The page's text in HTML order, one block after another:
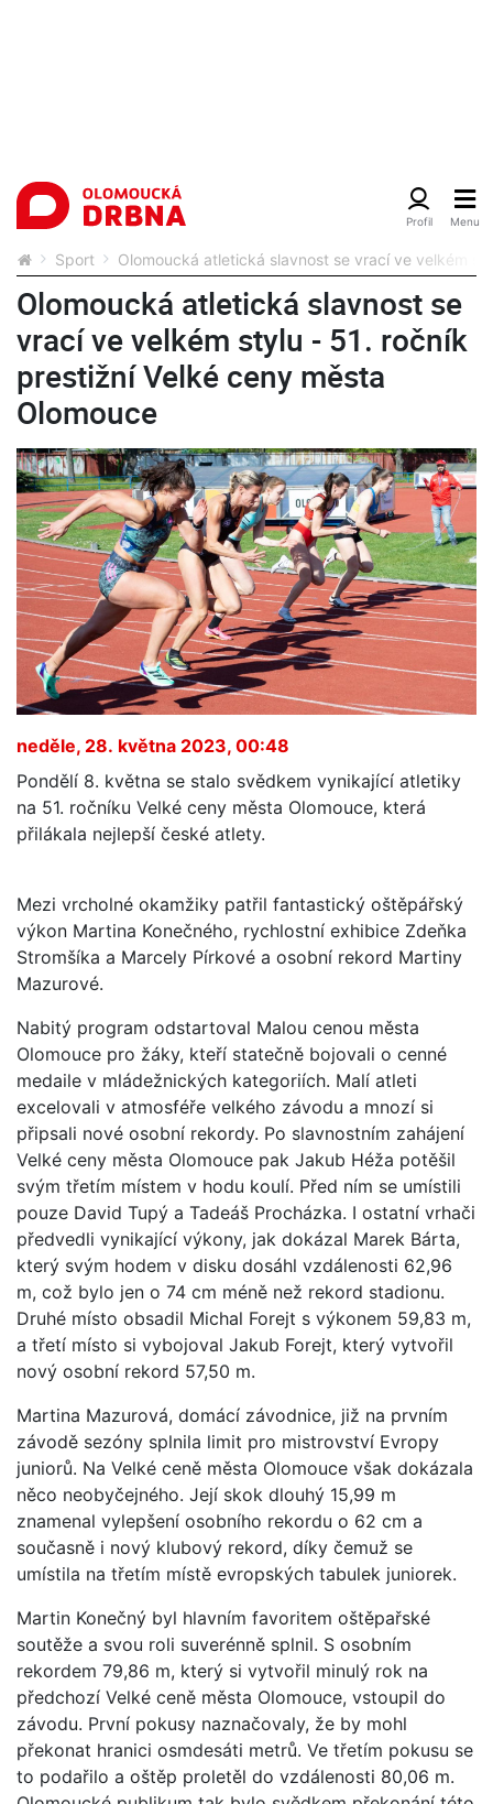
Sport Olomoucká atletická slavnost se vrací ve velkém
Olomoucká atletická slavnost se
vrací ve velkém stylu - 51. ročník
prestižní Velké ceny města
Olomouce
neděle, 28. května 2023, 00:48
Pondělí 8. května se stalo svědkem vynikající atletiky
na 51. ročníku Velké ceny města Olomouce, která
přilákala nejlepší české atlety.
Mezi vrcholné okamžiky patřil fantastický oštěpářský
výkon Martina Konečného, rychlostní exhibice Zdeňka
Stromšíka a Marcely Pírkové a osobní rekord Martiny
Mazurové.
Nabitý program odstartoval Malou cenou města
Olomouce pro žáky, kteří statečně bojovali o cenné
medaile v mládežnických kategoriích. Malí atleti
excelovali v atmosféře velkého závodu a mnozí si
připsali nové osobní rekordy. Po slavnostním zahájení
Velké ceny města Olomouce pak Jakub Héža potěšil
svým třetím místem v hodu koulí. Před ním se umístili
pouze David Tupý a Tadeáš Procházka. I ostatní vrhači
předvedli vynikající výkony, jak dokázal Marek Bárta,
který svým hodem v disku dosáhl vzdálenosti 62,96
m, což bylo jen o 74 cm méně než rekord stadionu.
Druhé místo obsadil Michal Forejt s výkonem 59,83 m,
a třetí místo si vybojoval Jakub Forejt, který vytvořil
nový osobní rekord 57,50 m.
Martina Mazurová, domácí závodnice, již na prvním
závodě sezóny splnila limit pro mistrovství Evropy
juniorů. Na Velké ceně města Olomouce však dokázala
něco neobyčejného. Její skok dlouhý 15,99 m
znamenal vylepšení osobního rekordu o 62 cm a
současně i nový klubový rekord, díky čemuž se
umístila na třetím místě evropských tabulek juniorek.
Martin Konečný byl hlavním favoritem oštěpařské
soutěže a svou roli suverénně splnil. S osobním
rekordem 79,86 m, který si vytvořil minulý rok na
předchozí Velké ceně města Olomouce, vstoupil do
závodu. První pokusy naznačovaly, že by mohl
překonat hranici osmdesáti metrů. Ve třetím pokusu se
to podařilo a oštěp proletěl do vzdálenosti 80,06 m.